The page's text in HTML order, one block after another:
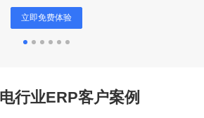
立即免费体验
行业ERP客户案例